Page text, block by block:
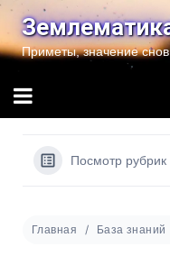
Перейти
содержимому
Приметы, значение
Посмотр рубрик
Главная База знаний